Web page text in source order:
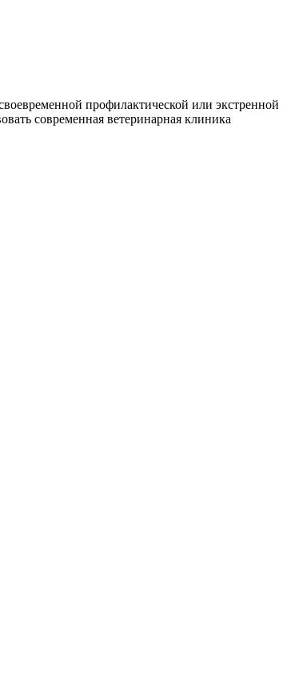
профилактической или экстренной
современная ветеринарная клиника